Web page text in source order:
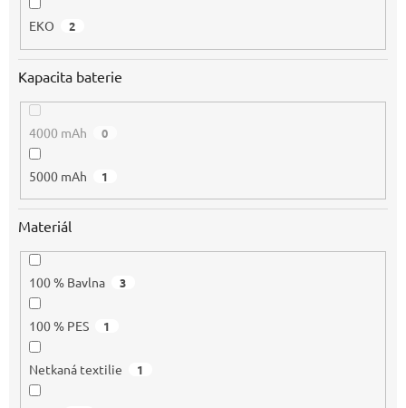
EKO 2
Kapacita baterie
4000 mAh 0
5000 mAh 1
Materiál
100 % Bavlna 3
100 % PES 1
Netkaná textilie 1